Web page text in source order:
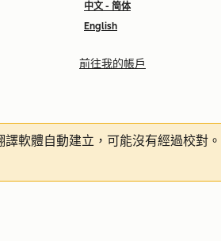
中文 - 简体
English
前往我的帳戶
軟體自動建立，可能沒有經過校對